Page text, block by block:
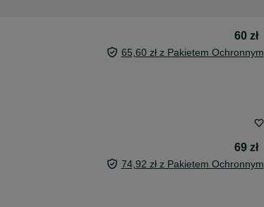
60 zł
65,60 zł z Pakietem Ochronnym
69 zł
74,92 zł z Pakietem Ochronnym